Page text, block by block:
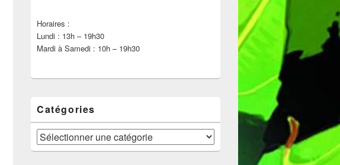
2020 !
Horaires :
Lundi : 13h – 19h30
Mardi à Samedi : 10h – 19h30
Catégories
Catégories